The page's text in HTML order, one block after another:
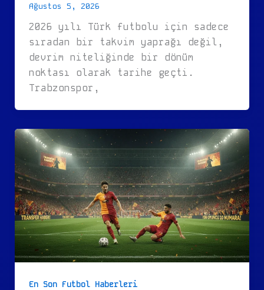
Ağustos 5, 2026
2026 yılı Türk futbolu için sadece
sıradan bir takvim yaprağı değil,
devrim niteliğinde bir dönüm
noktası olarak tarihe geçti.
Trabzonspor,
En Son Futbol Haberleri